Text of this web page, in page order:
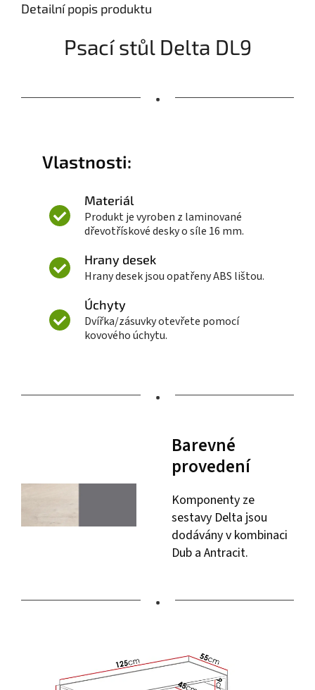
Detailní popis produktu
Psací stůl Delta DL9
•
Vlastnosti:
Materiál
Produkt je vyroben z laminované
dřevotřískové desky o síle 16 mm.
Hrany desek
Hrany desek jsou opatřeny ABS lištou.
Úchyty
Dvířka/zásuvky otevřete pomocí
kovového úchytu.
•
Barevné
provedení
Komponenty ze
sestavy Delta jsou
dodávány v kombinaci
Dub a Antracit.
•